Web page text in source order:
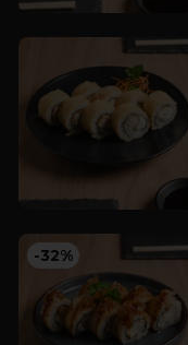
-32%